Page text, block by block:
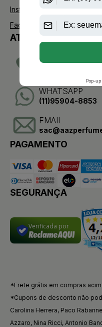
Instagram
Facebook
ATENDIMENTO
TELEVENDAS
WHATSAPP
(11)95904-8853
EMAIL
PAGAMENTO
SEGURANÇA
Verificada por
*Frete grátis em compras
*Cupons de desconto não
Carolina Herrera, Paco
Azzaro, Nina Ricci, Antonio